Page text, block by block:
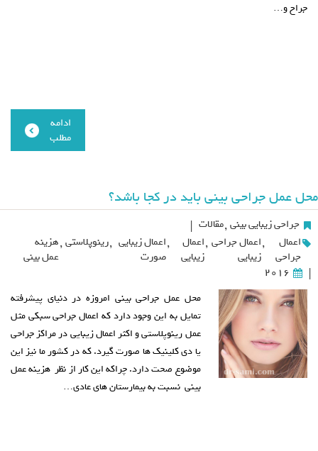
جراح و…
ادامه
مطلب
محل عمل جراحی بینی باید در کجا باشد؟
جراحی زیبایی بینی ,مقالات |
اعمال
جراحی
,اعمال جراحی
زیبایی
,اعمال
زیبایی
,اعمال زیبایی
صورت
,رینوپلاستی ,هزینه
عمل بینی
|
2016
محل عمل جراحی بینی امروزه در دنیای پیشرفته
تمایل به این وجود دارد که اعمال جراحی سبکی مثل
عمل رینوپلاستی و اکثر اعمال زیبایی در مراکز جراحی
یا دی کلینیک ها صورت گیرد. که در کشور ما نیز این
موضوع صحت دارد. چراکه این کار از نظر هزینه عمل
بینی نسبت به بیمارستان های عادی…